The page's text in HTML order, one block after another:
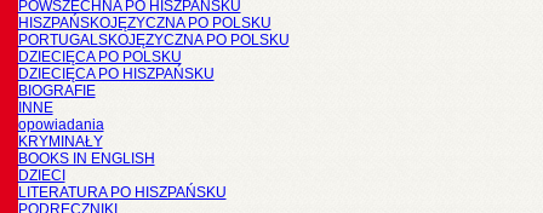
POWSZECHNA PO HISZPAŃSKU
HISZPAŃSKOJĘZYCZNA PO POLSKU
PORTUGALSKOJĘZYCZNA PO POLSKU
DZIECIĘCA PO POLSKU
DZIECIĘCA PO HISZPAŃSKU
BIOGRAFIE
INNE
opowiadania
KRYMINAŁY
BOOKS IN ENGLISH
DZIECI
LITERATURA PO HISZPAŃSKU
PODRĘCZNIKI